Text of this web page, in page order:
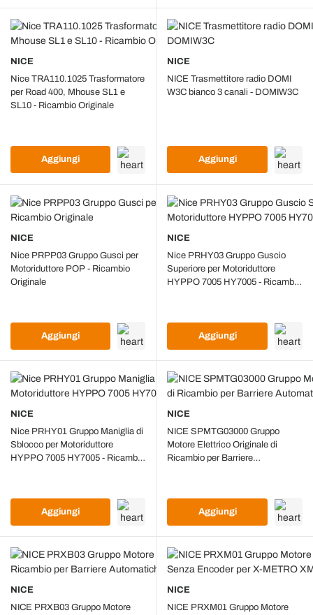
NICE
Nice TRA110.1025 Trasformatore
per Road 400, Mhouse SL1 e
SL10 - Ricambio Originale
Aggiungi
NICE
NICE Trasmettitore radio DOMI
W3C bianco 3 canali - DOMIW3C
Aggiungi
NICE
Nice PRPP03 Gruppo Gusci per
Motoriduttore POP - Ricambio
Originale
Aggiungi
NICE
Nice PRHY03 Gruppo Guscio
Superiore per Motoriduttore
HYPPO 7005 HY7005 - Ricambio
Aggiungi
NICE
Nice PRHY01 Gruppo Maniglia di
Sblocco per Motoriduttore
HYPPO 7005 HY7005 - Ricambio
Aggiungi
NICE
NICE SPMTG03000 Gruppo
Motore Elettrico Originale di
Ricambio per Barriere
Aggiungi
NICE
NICE PRXB03 Gruppo Motore
NICE
NICE PRXM01 Gruppo Motore